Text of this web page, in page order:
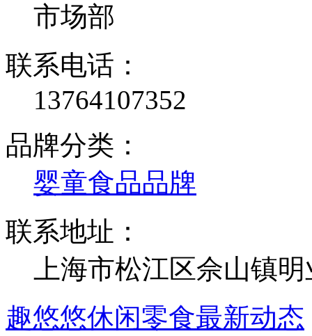
市场部
联系电话：
13764107352
品牌分类：
婴童食品品牌
联系地址：
上海市松江区佘山镇
趣悠悠休闲零食最新动态